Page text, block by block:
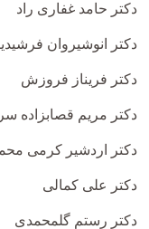
دکتر حامد غفاری راد
دکتر انوشیروان
دکتر فریناز فروزش
دکتر مریم قصابزاده
دکتر اردشیر کرمی
دکتر علی کمالی
دکتر رستم گلمحمدی